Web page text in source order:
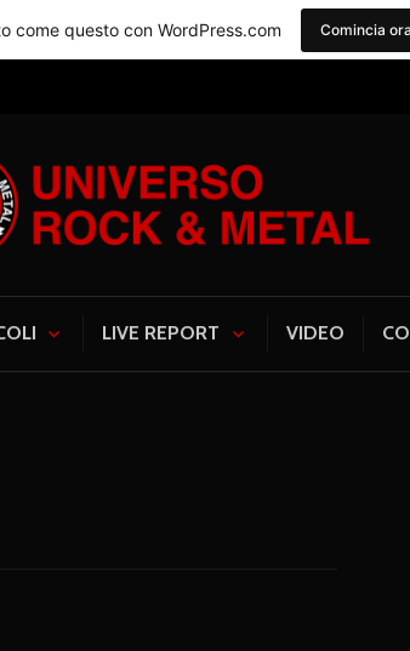
Universo Rock &
LIVE REPORT VIDEO
come questo con WordPress.com Comincia ora